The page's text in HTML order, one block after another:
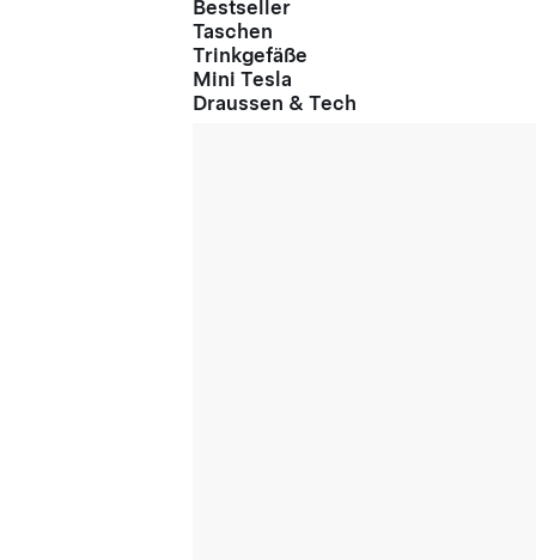
Bestseller
Taschen
Trinkgefäße
Mini Tesla
Draussen & Tech